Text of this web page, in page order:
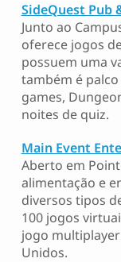
SideQuest Pub
Junto ao
oferece jogos
possuem uma
também é
games,
noites de quiz.
Main Event
Aberto em
alimentação e
diversos tipos
100 jogos
jogo
Unidos.